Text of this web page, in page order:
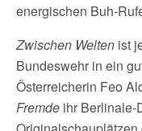
energischen Buh-
Zwischen Welten ist
Bundeswehr in ein
Österreicherin Feo
Fremde ihr Berlinale-